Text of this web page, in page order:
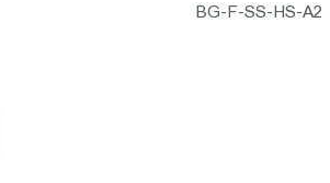
BG-F-SS-HS-A2